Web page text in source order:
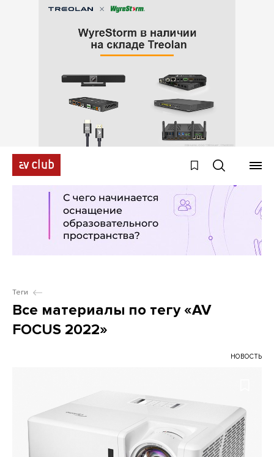
Теги
Все материалы по тегу «AV
FOCUS 2022»
НОВОСТЬ